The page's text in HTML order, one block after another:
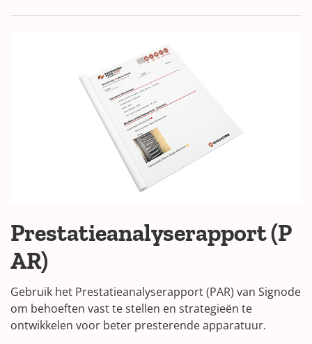
Prestatieanalyserapport (P
AR)
Gebruik het Prestatieanalyserapport (PAR) van Signode
om behoeften vast te stellen en strategieën te
ontwikkelen voor beter presterende apparatuur.